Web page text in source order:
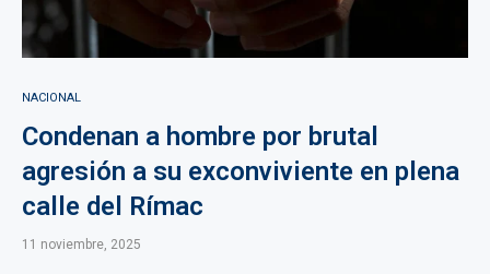
NACIONAL
Condenan a hombre por brutal
agresión a su exconviviente en plena
calle del Rímac
11 noviembre, 2025